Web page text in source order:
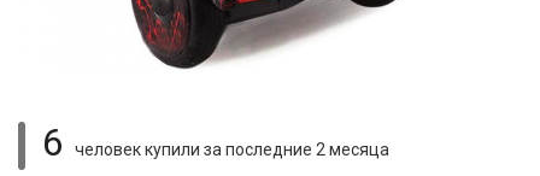
6 человек купили за последние 2 месяца